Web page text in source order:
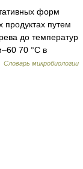
форм
путем
до температур
70 °C в
Словарь микробиологии